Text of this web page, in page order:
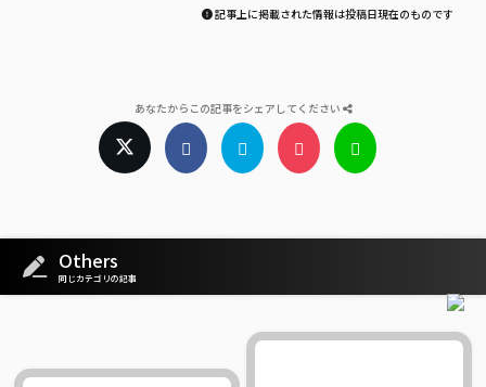
記事上に掲載された情報は投稿日現在のものです
あなたからこの記事をシェアしてください
Others
同じカテゴリの記事